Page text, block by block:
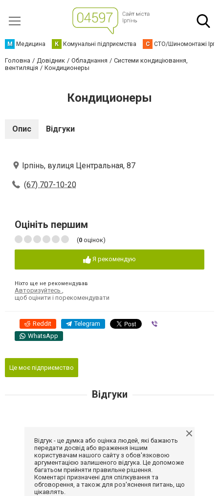
М Медицина К Комунальні підприємства С СТО/Шиномонтажі
Головна Довідник Обладнання
Системи кондиціювання,
вентиляція
Кондиционеры
Кондиционеры
Опис Відгуки
Ірпінь, вулиця Центральная, 87
(67) 707-10-20
Оцініть першим
(0 оцінок)
Я рекомендую
Ніхто ще не рекомендував
Авторизуйтесь
щоб оцінити і порекомендувати
Reddit Telegram
WhatsApp
Це моє підприємство
Відгуки
Відгук - це думка або оцінка людей, які бажають
передати досвід або враження іншим
користувачам нашого сайту з обов'язковою
аргументацією залишеного відгука. Це допоможе
багатьом прийняти правильне рішення.
Коментарі призначені для спілкування та
обговорення, а також для роз'яснення питань, що
цікавлять.